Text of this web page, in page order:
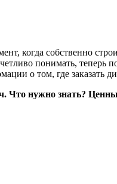
когда собственно
понимать, теперь
о том, где заказать
Что нужно знать?